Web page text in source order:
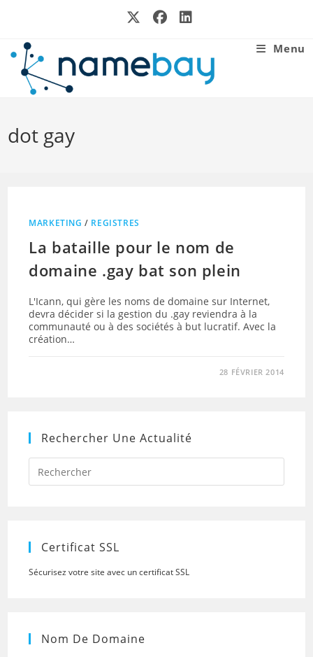
Menu
dot gay
MARKETING / REGISTRES
La bataille pour le nom de
domaine .gay bat son plein
L'Icann, qui gère les noms de domaine sur Internet,
devra décider si la gestion du .gay reviendra à la
communauté ou à des sociétés à but lucratif. Avec la
création…
28 FÉVRIER 2014
Rechercher Une Actualité
Press
to
Certificat SSL
Sécurisez votre site avec un certificat SSL
Nom De Domaine